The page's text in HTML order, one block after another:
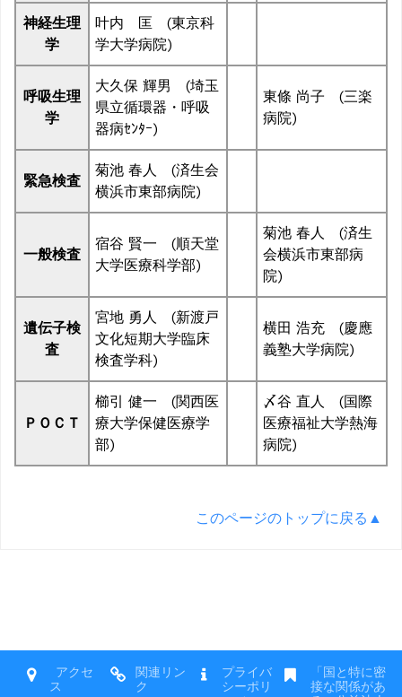
神経生理
学
叶内 匡 (東京科
学大学病院)
呼吸生理
学
大久保 輝男 (埼玉
県立循環器・呼吸
器病ｾﾝﾀｰ)
東條 尚子 (三楽
病院)
緊急検査
菊池 春人 (済生会
横浜市東部病院)
一般検査
宿谷 賢一 (順天堂
大学医療科学部)
菊池 春人 (済生
会横浜市東部病
院)
遺伝子検
査
宮地 勇人 (新渡戸
文化短期大学臨床
検査学科)
横田 浩充 (慶應
義塾大学病院)
ＰＯＣＴ
櫛引 健一 (関西医
療大学保健医療学
部)
〆谷 直人 (国際
医療福祉大学熱海
病院)
このページのトップに戻る▲
アクセ
ス
関連リン
ク
プライバ
シーポリ
「国と特に密
接な関係があ